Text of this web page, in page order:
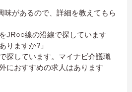
味があるので、詳細を教えてもら
JR○○線の沿線で探しています
りますか?」
探しています。マイナビ介護職
におすすめの求人はあります